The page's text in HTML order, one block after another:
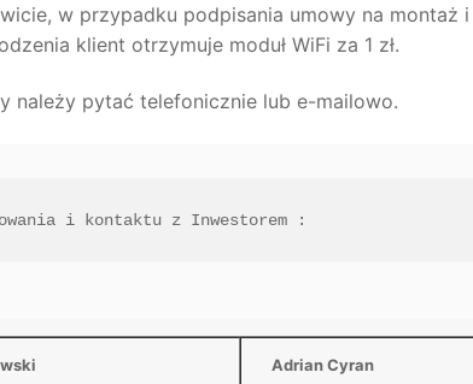
w przypadku podpisania umowy na montaż
klient otrzymuje moduł WiFi za 1 zł.
należy pytać telefonicznie lub e-mailowo.
i kontaktu z Inwestorem :
Adrian Cyran